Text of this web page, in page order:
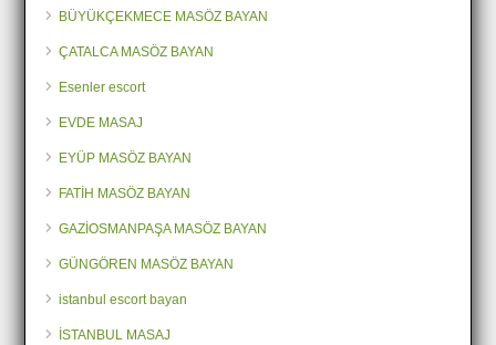
BÜYÜKÇEKMECE MASÖZ BAYAN
ÇATALCA MASÖZ BAYAN
Esenler escort
EVDE MASAJ
EYÜP MASÖZ BAYAN
FATİH MASÖZ BAYAN
GAZİOSMANPAŞA MASÖZ BAYAN
GÜNGÖREN MASÖZ BAYAN
istanbul escort bayan
İSTANBUL MASAJ